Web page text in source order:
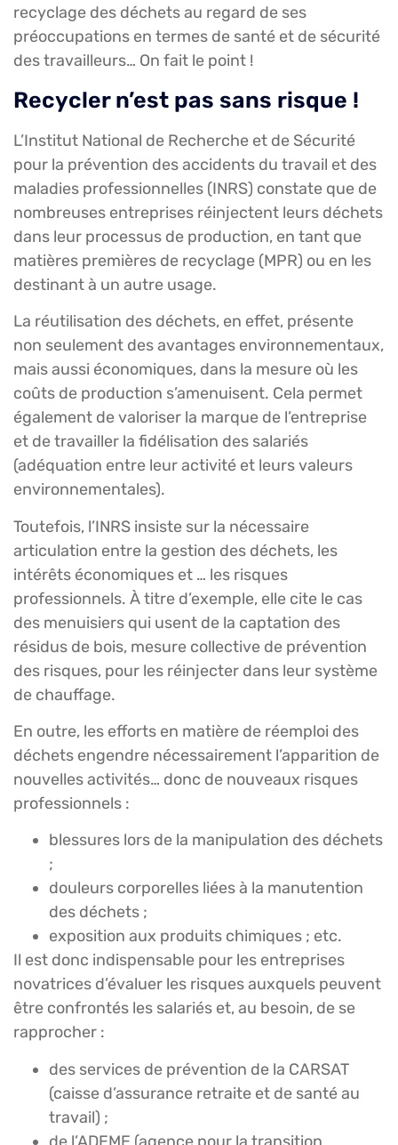
recyclage des déchets au regard de ses
préoccupations en termes de santé et de sécurité
des travailleurs… On fait le point !
Recycler n’est pas sans risque !
L’Institut National de Recherche et de Sécurité
pour la prévention des accidents du travail et des
maladies professionnelles (INRS) constate que de
nombreuses entreprises réinjectent leurs déchets
dans leur processus de production, en tant que
matières premières de recyclage (MPR) ou en les
destinant à un autre usage.
La réutilisation des déchets, en effet, présente
non seulement des avantages environnementaux,
mais aussi économiques, dans la mesure où les
coûts de production s’amenuisent. Cela permet
également de valoriser la marque de l’entreprise
et de travailler la fidélisation des salariés
(adéquation entre leur activité et leurs valeurs
environnementales).
Toutefois, l’INRS insiste sur la nécessaire
articulation entre la gestion des déchets, les
intérêts économiques et … les risques
professionnels. À titre d’exemple, elle cite le cas
des menuisiers qui usent de la captation des
résidus de bois, mesure collective de prévention
des risques, pour les réinjecter dans leur système
de chauffage.
En outre, les efforts en matière de réemploi des
déchets engendre nécessairement l’apparition de
nouvelles activités… donc de nouveaux risques
professionnels :
blessures lors de la manipulation des déchets
;
douleurs corporelles liées à la manutention
des déchets ;
exposition aux produits chimiques ; etc.
Il est donc indispensable pour les entreprises
novatrices d’évaluer les risques auxquels peuvent
être confrontés les salariés et, au besoin, de se
rapprocher :
des services de prévention de la CARSAT
(caisse d’assurance retraite et de santé au
travail) ;